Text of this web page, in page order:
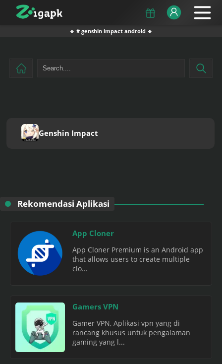
🔹 # genshin impact android 🔹
Genshin Impact
Rekomendasi Aplikasi
App Cloner
App Cloner Premium is an Android app
that allows users to create multiple
clo...
Gamers VPN
Gamer VPN, Aplikasi vpn yang di
rancang khusus untuk pengalaman
gaming yang l...